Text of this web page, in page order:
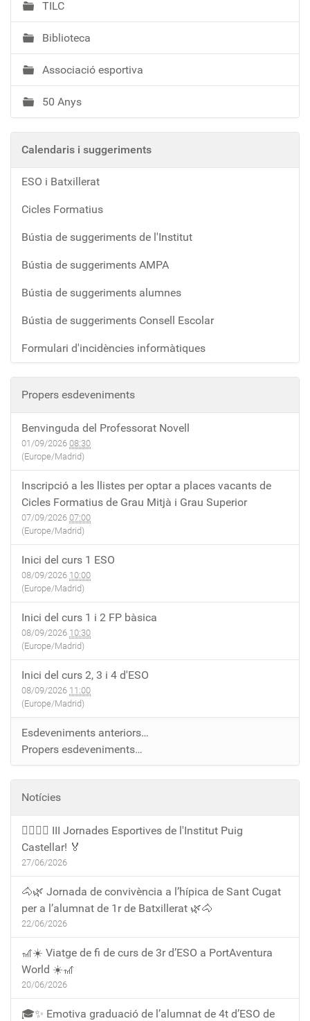
TILC
Biblioteca
Associació esportiva
50 Anys
Calendaris i suggeriments
ESO i Batxillerat
Cicles Formatius
Bústia de suggeriments de l'Institut
Bústia de suggeriments AMPA
Bústia de suggeriments alumnes
Bústia de suggeriments Consell Escolar
Formulari d'incidències informàtiques
Propers esdeveniments
Benvinguda del Professorat Novell
01/09/2026 08:30
(Europe/Madrid)
Inscripció a les llistes per optar a places vacants de
Cicles Formatius de Grau Mitjà i Grau Superior
07/09/2026 07:00
(Europe/Madrid)
Inici del curs 1 ESO
08/09/2026 10:00
(Europe/Madrid)
Inici del curs 1 i 2 FP bàsica
08/09/2026 10:30
(Europe/Madrid)
Inici del curs 2, 3 i 4 d'ESO
08/09/2026 11:00
(Europe/Madrid)
Esdeveniments anteriors…
Propers esdeveniments…
Notícies
🏃‍♀️🏃‍♂️ III Jornades Esportives de l'Institut Puig
Castellar! 🏅
27/06/2026
🐴🌿 Jornada de convivència a l’hípica de Sant Cugat
per a l’alumnat de 1r de Batxillerat 🌿🐴
22/06/2026
🎢☀️ Viatge de fi de curs de 3r d’ESO a PortAventura
World ☀️🎢
20/06/2026
🎓✨ Emotiva graduació de l’alumnat de 4t d’ESO de